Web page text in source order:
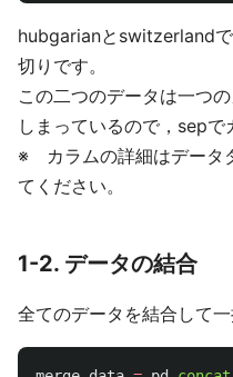
hubgarianとswitzerland
切りです。
この二つのデータは一つ
しまっているので，sepで
※ カラムの詳細はデータ
てください。
1-2. データの結合
全てのデータを結合して